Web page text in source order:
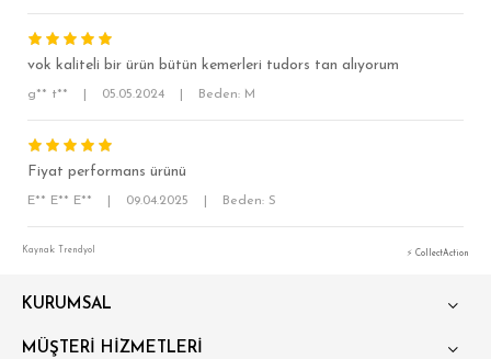
SÜPER SLİM FİT
vok kaliteli bir ürün bütün kemerleri tudors tan alıyorum
g** t** 05.05.2024 Beden: M
Fiyat performans ürünü
E** E** E** 09.04.2025 Beden: S
Kaynak: Trendyol ⚡ CollectAction
KURUMSAL
MÜŞTERİ HİZMETLERİ